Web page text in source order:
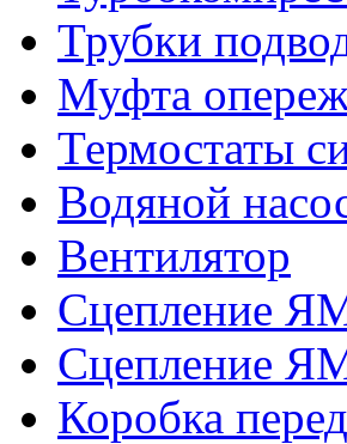
Трубки
Муфта
Термостаты
Водяной
Вентилятор
Сцепление
Сцепление
Коробка